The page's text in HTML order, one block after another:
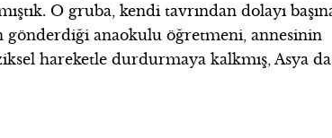
O gruba, kendi tavrından dolayı
gönderdiği anaokulu öğretmeni, annesinin
hareketle durdurmaya kalkmış, Asya da